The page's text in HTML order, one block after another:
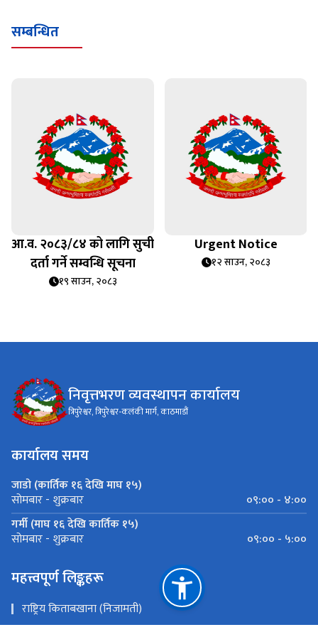
सम्बन्धित
आ.व. २०८३/८४ को लागि सुची
दर्ता गर्ने सम्वन्धि सूचना
१९ साउन, २०८३
Urgent Notice
१२ साउन, २०८३
निवृत्तभरण व्यवस्थापन कार्यालय
त्रिपुरेश्वर, त्रिपुरेश्वर-कलंकी मार्ग, काठमाडौं
कार्यालय समय
जाडो (कार्तिक १६ देखि माघ १५)
सोमबार - शुक्रबार
०९:०० - ४:००
गर्मी (माघ १६ देखि कार्तिक १५)
सोमबार - शुक्रबार ०९:०० - ५:००
महत्त्वपूर्ण लिङ्कहरू
राष्ट्रिय किताबखाना (निजामती)